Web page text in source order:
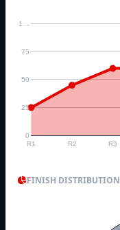
R1 R2 R3
0
25
50
75
1…
FINISH DISTRIBUTION